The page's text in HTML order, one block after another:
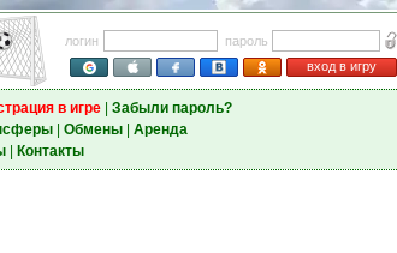
логин
пароль
вход в игру
в игре| Забыли пароль?
| Обмены| Аренда
| Контакты